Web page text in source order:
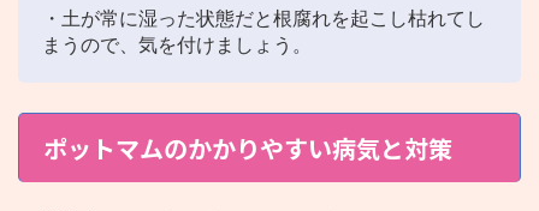
・土が常に湿った状態だと根腐れを起こし枯れてし
まうので、気を付けましょう。
ポットマムのかかりやすい病気と対策